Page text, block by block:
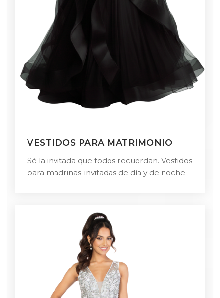
VESTIDOS PARA MATRIMONIO
Sé la invitada que todos recuerdan. Vestidos
para madrinas, invitadas de día y de noche